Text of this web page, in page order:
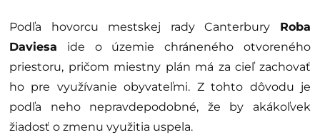
Podľa hovorcu mestskej rady Canterbury Roba
Daviesa ide o územie chráneného otvoreného
priestoru, pričom miestny plán má za cieľ zachovať
ho pre využívanie obyvateľmi. Z tohto dôvodu je
podľa neho nepravdepodobné, že by akákoľvek
žiadosť o zmenu využitia uspela.